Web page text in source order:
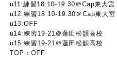
u11:練習18:10-19:30＠Cap東大宮
u12:練習18:10-19:30＠Cap東大宮
u13:OFF
u14:練習19-21＠蓮田松韻高校
u15:練習19-21＠蓮田松韻高校
TOP：OFF